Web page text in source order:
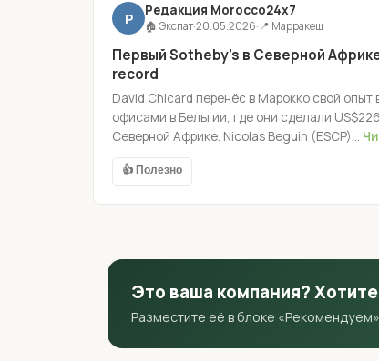
Р Редакция Morocco24x7
🏠 Экспат·20.05.2026·📍 Марракеш
Первый Sotheby's в Северной
record
David Chicard перенёс в Марокко свой
офисами в Бельгии, где они сделали
Северной Африке. Nicolas Beguin (ESCP)...
👍 Полезно
Это ваша компания?
Разместите её в блоке